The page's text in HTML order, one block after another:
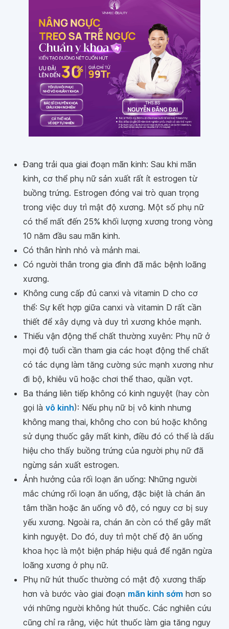
Đang trải qua giai đoạn mãn kinh: Sau khi mãn
kinh, cơ thể phụ nữ sản xuất rất ít estrogen từ
buồng trứng. Estrogen đóng vai trò quan trọng
trong việc duy trì mật độ xương. Một số phụ nữ
có thể mất đến 25% khối lượng xương trong vòng
10 năm đầu sau mãn kinh.
Có thân hình nhỏ và mảnh mai.
Có người thân trong gia đình đã mắc bệnh loãng
xương.
Không cung cấp đủ canxi và vitamin D cho cơ
thể: Sự kết hợp giữa canxi và vitamin D rất cần
thiết để xây dựng và duy trì xương khỏe mạnh.
Thiếu vận động thể chất thường xuyên: Phụ nữ ở
mọi độ tuổi cần tham gia các hoạt động thể chất
có tác dụng làm tăng cường sức mạnh xương như
đi bộ, khiêu vũ hoặc chơi thể thao, quần vợt.
Ba tháng liên tiếp không có kinh nguyệt (hay còn
gọi là vô kinh): Nếu phụ nữ bị vô kinh nhưng
không mang thai, không cho con bú hoặc không
sử dụng thuốc gây mất kinh, điều đó có thể là dấu
hiệu cho thấy buồng trứng của người phụ nữ đã
ngừng sản xuất estrogen.
Ảnh hưởng của rối loạn ăn uống: Những người
mắc chứng rối loạn ăn uống, đặc biệt là chán ăn
tâm thần hoặc ăn uống vô độ, có nguy cơ bị suy
yếu xương. Ngoài ra, chán ăn còn có thể gây mất
kinh nguyệt. Do đó, duy trì một chế độ ăn uống
khoa học là một biện pháp hiệu quả để ngăn ngừa
loãng xương ở phụ nữ.
Phụ nữ hút thuốc thường có mật độ xương thấp
hơn và bước vào giai đoạn mãn kinh sớm hơn so
với những người không hút thuốc. Các nghiên cứu
cũng chỉ ra rằng, việc hút thuốc làm gia tăng nguy